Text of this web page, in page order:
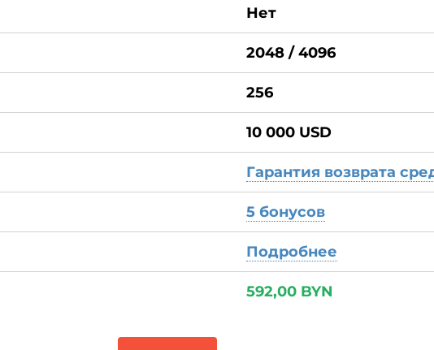
Нет
2048 / 4096
256
10 000 USD
Гарантия возврата
5 бонусов
Подробнее
592,00BYN